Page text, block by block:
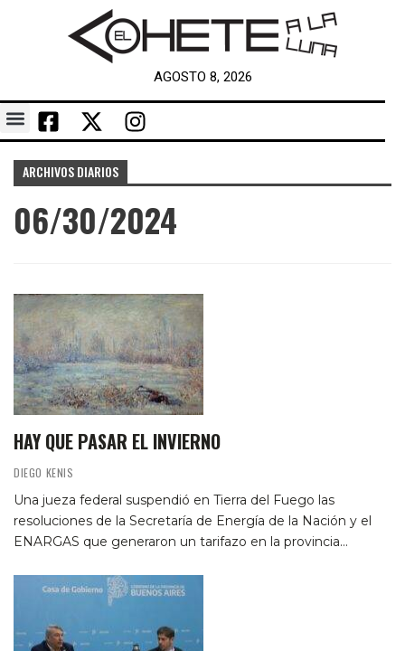
AGOSTO 8, 2026
ARCHIVOS DIARIOS
06/30/2024
HAY QUE PASAR EL INVIERNO
DIEGO KENIS
Una jueza federal suspendió en Tierra del Fuego las
resoluciones de la Secretaría de Energía de la Nación y el
ENARGAS que generaron un tarifazo en la provincia…